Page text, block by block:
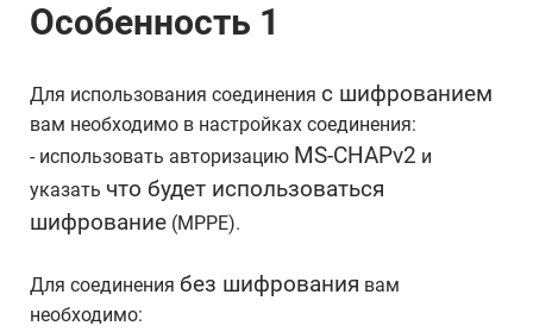
Особенность 1
Для использования соединения с шифрованием
вам необходимо в настройках соединения:
- использовать авторизацию MS-CHAPv2 и
указать что будет использоваться
шифрование (MPPE).
Для соединения без шифрования вам
необходимо: